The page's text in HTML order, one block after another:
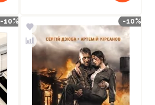
-10% -10%